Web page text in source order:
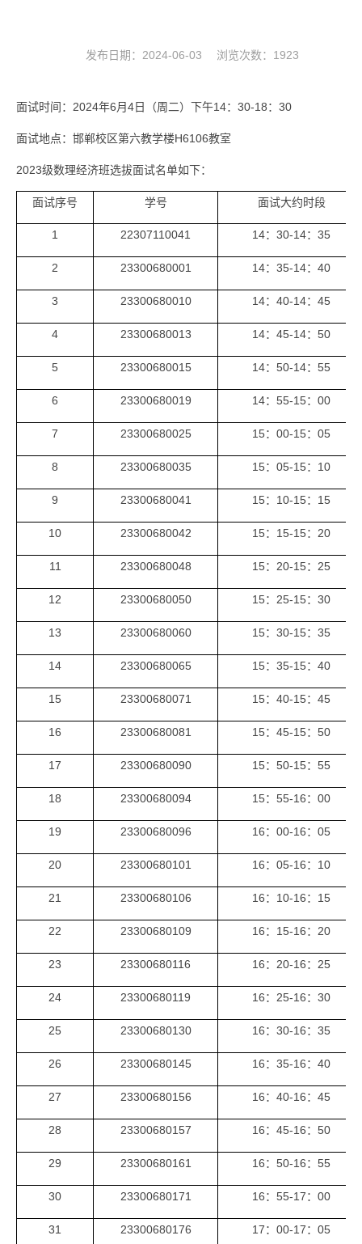
发布日期：2024-06-03 浏览次数： 1923
面试时间： 2024年6月4日（周二） 下午14： 30-18： 30
面试地点： 邯郸校区第六教学楼H6106教室
2023级数理经济班选拔面试名单如下：
面试序号 学号 面试大约时段
1 22307110041 14： 30-14： 35
2 23300680001 14： 35-14： 40
3 23300680010 14： 40-14： 45
4 23300680013 14： 45-14： 50
5 23300680015 14： 50-14： 55
6 23300680019 14： 55-15： 00
7 23300680025 15： 00-15： 05
8 23300680035 15： 05-15： 10
9 23300680041 15： 10-15： 15
10 23300680042 15： 15-15： 20
11 23300680048 15： 20-15： 25
12 23300680050 15： 25-15： 30
13 23300680060 15： 30-15： 35
14 23300680065 15： 35-15： 40
15 23300680071 15： 40-15： 45
16 23300680081 15： 45-15： 50
17 23300680090 15： 50-15： 55
18 23300680094 15： 55-16： 00
19 23300680096 16： 00-16： 05
20 23300680101 16： 05-16： 10
21 23300680106 16： 10-16： 15
22 23300680109 16： 15-16： 20
23 23300680116 16： 20-16： 25
24 23300680119 16： 25-16： 30
25 23300680130 16： 30-16： 35
26 23300680145 16： 35-16： 40
27 23300680156 16： 40-16： 45
28 23300680157 16： 45-16： 50
29 23300680161 16： 50-16： 55
30 23300680171 16： 55-17： 00
31 23300680176 17： 00-17： 05